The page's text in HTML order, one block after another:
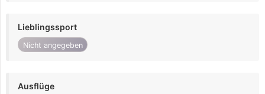
Lieblingssport
Nicht angegeben
Ausflüge